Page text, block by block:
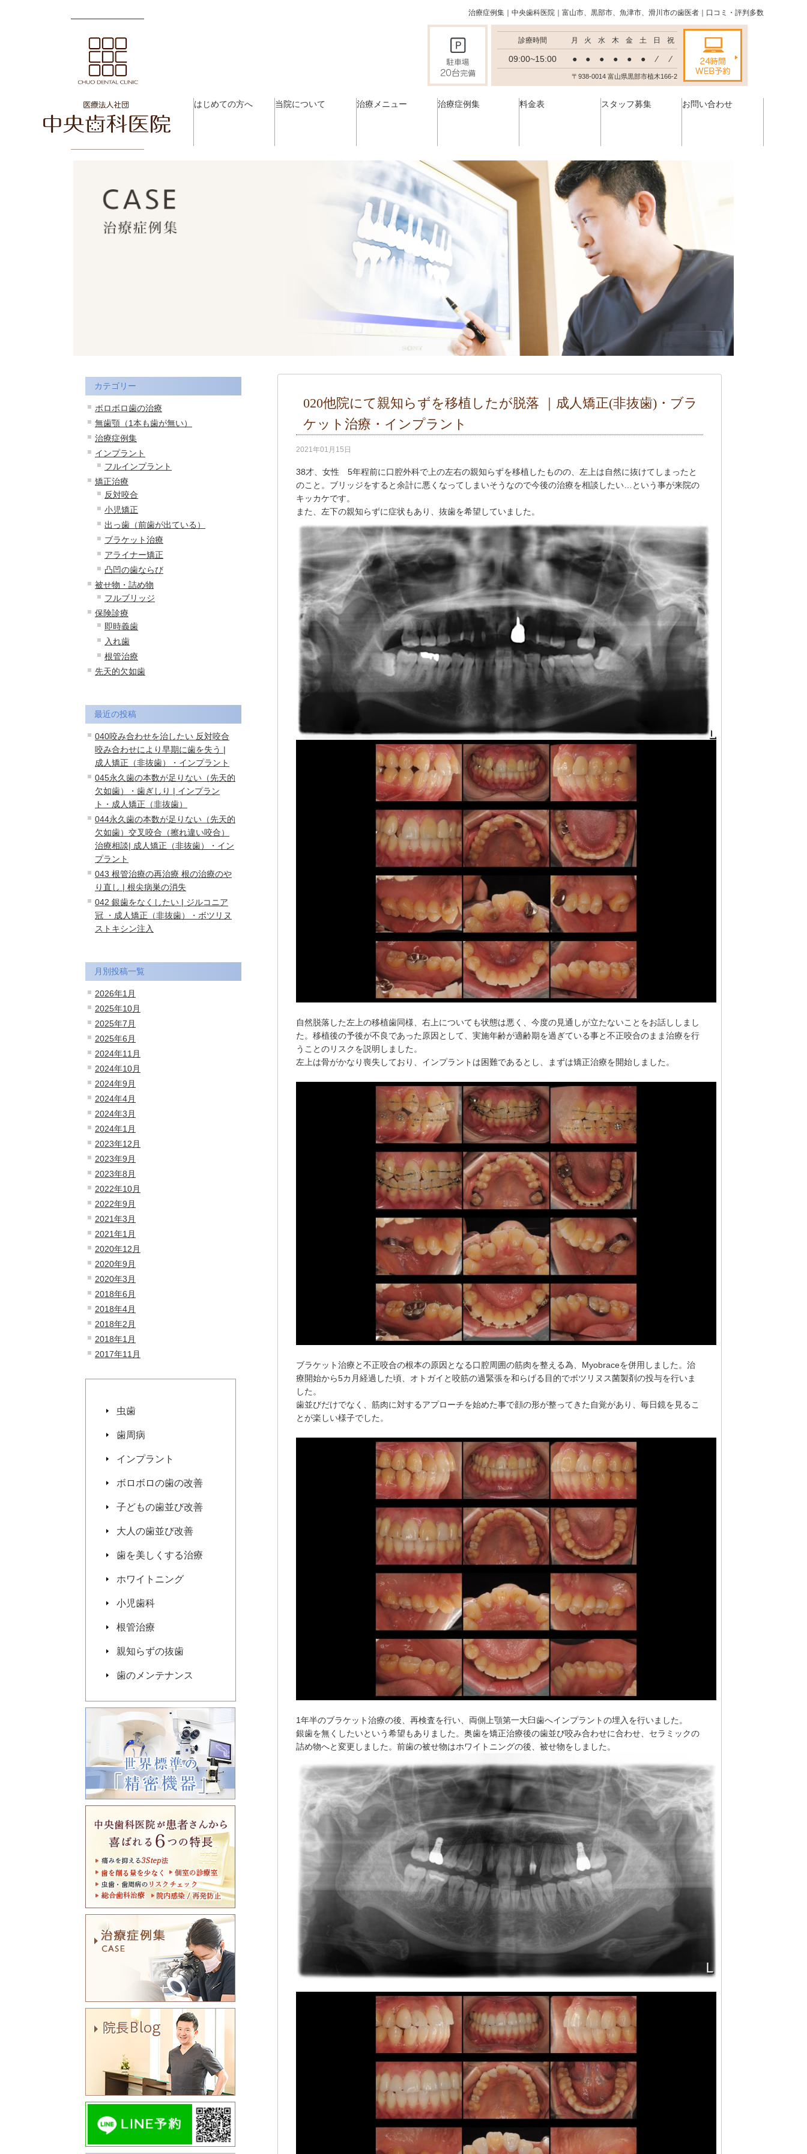
治療症例集｜中央歯科医院｜富山市、黒部市、魚津市、滑川市の歯医者｜口コミ・評判多数
診療時間 月 火 水 木 金 土 日 祝
09:00~15:00 ● ● ● ● ● ● ⁄ ⁄
〒938-0014 富山県黒部市植木166-2
はじめての方へ 当院について 治療メニュー 治療症例集 料金表 スタッフ募集 お問い合わせ
カテゴリー
ボロボロ歯の治療
無歯顎（1本も歯が無い）
治療症例集
インプラント
フルインプラント
矯正治療
反対咬合
小児矯正
出っ歯（前歯が出ている）
ブラケット治療
アライナー矯正
凸凹の歯ならび
被せ物・詰め物
フルブリッジ
保険診療
即時義歯
入れ歯
根管治療
先天的欠如歯
最近の投稿
040咬み合わせを治したい 反対咬合
咬み合わせにより早期に歯を失う |
成人矯正（非抜歯）・インプラント
045永久歯の本数が足りない（先天的
欠如歯）・歯ぎしり | インプラン
ト・成人矯正（非抜歯）
044永久歯の本数が足りない（先天的
欠如歯）交叉咬合（擦れ違い咬合）
治療相談| 成人矯正（非抜歯）・イン
プラント
043 根管治療の再治療 根の治療のや
り直し | 根尖病巣の消失
042 銀歯をなくしたい | ジルコニア
冠 ・成人矯正（非抜歯）・ボツリヌ
ストキシン注入
月別投稿一覧
2026年1月
2025年10月
2025年7月
2025年6月
2024年11月
2024年10月
2024年9月
2024年4月
2024年3月
2024年1月
2023年12月
2023年9月
2023年8月
2022年10月
2022年9月
2021年3月
2021年1月
2020年12月
2020年9月
2020年3月
2018年6月
2018年4月
2018年2月
2018年1月
2017年11月
虫歯
歯周病
インプラント
ボロボロの歯の改善
子どもの歯並び改善
大人の歯並び改善
歯を美しくする治療
ホワイトニング
小児歯科
根管治療
親知らずの抜歯
歯のメンテナンス
020他院にて親知らずを移植したが脱落 ｜成人矯正(非抜歯)・ブラ
ケット治療・インプラント
2021年01月15日
38才、女性 5年程前に口腔外科で上の左右の親知らずを移植したものの、左上は自然に抜けてしまったと
のこと。ブリッジをすると余計に悪くなってしまいそうなので今後の治療を相談したい…という事が来院の
キッカケです。
また、左下の親知らずに症状もあり、抜歯を希望していました。
自然脱落した左上の移植歯同様、右上についても状態は悪く、今度の見通しが立たないことをお話ししまし
た。移植後の予後が不良であった原因として、実施年齢が適齢期を過ぎている事と不正咬合のまま治療を行
うことのリスクを説明しました。
左上は骨がかなり喪失しており、インプラントは困難であるとし、まずは矯正治療を開始しました。
ブラケット治療と不正咬合の根本の原因となる口腔周囲の筋肉を整える為、Myobraceを併用しました。治
療開始から5カ月経過した頃、オトガイと咬筋の過緊張を和らげる目的でボツリヌス菌製剤の投与を行いま
した。
歯並びだけでなく、筋肉に対するアプローチを始めた事で顔の形が整ってきた自覚があり、毎日鏡を見るこ
とが楽しい様子でした。
1年半のブラケット治療の後、再検査を行い、両側上顎第一大臼歯へインプラントの埋入を行いました。
銀歯を無くしたいという希望もありました。奥歯を矯正治療後の歯並び咬み合わせに合わせ、セラミックの
詰め物へと変更しました。前歯の被せ物はホワイトニングの後、被せ物をしました。